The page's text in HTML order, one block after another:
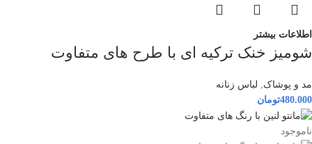
اطلاعات بیشتر
شومیز خنک ترکیه ای با طرح های متفاوت
مد و پوشاک, لباس زنانه
480.000تومان
ناموجود